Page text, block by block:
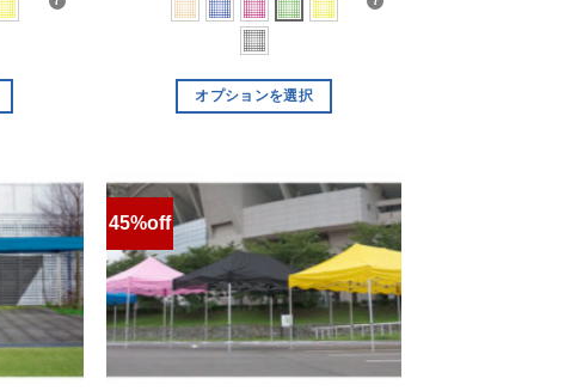
オプションを選択
お気
に入
りに
追加
45%off
お気
に入
りに
追加